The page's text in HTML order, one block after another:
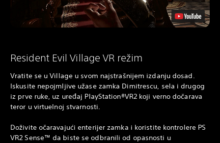
Resident Evil Village VR režim
Vratite se u Village u svom najstrašnijem izdanju dosad.
Iskusite nepojmljive užase zamka Dimitrescu, sela i drugog
iz prve ruke, uz uređaj PlayStation®VR2 koji verno dočarava
teror u virtuelnoj stvarnosti.
Doživite očaravajući enterijer zamka i koristite kontrolere PS
VR2 Sense™ da biste se odbranili od opasnosti u